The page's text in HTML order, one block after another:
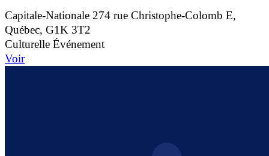
Capitale-Nationale 274 rue Christophe-Colomb E,
Québec, G1K 3T2
Culturelle Événement
Voir